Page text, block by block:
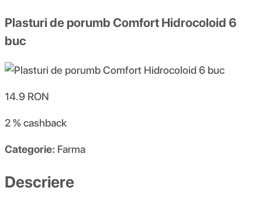
Plasturi de porumb Comfort Hidrocoloid 6
buc
14.9 RON
2 %cashback
Categorie: Farma
Descriere